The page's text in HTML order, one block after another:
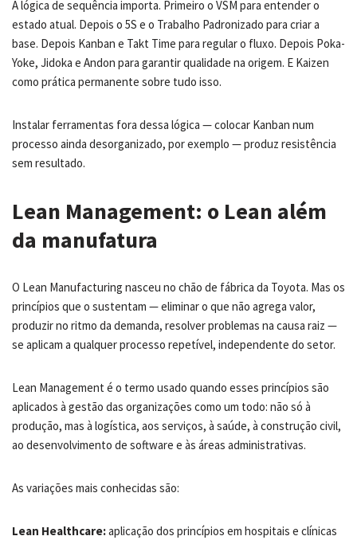
A lógica de sequência importa. Primeiro o VSM para entender o
estado atual. Depois o 5S e o Trabalho Padronizado para criar a
base. Depois Kanban e Takt Time para regular o fluxo. Depois Poka-
Yoke, Jidoka e Andon para garantir qualidade na origem. E Kaizen
como prática permanente sobre tudo isso.
Instalar ferramentas fora dessa lógica — colocar Kanban num
processo ainda desorganizado, por exemplo — produz resistência
sem resultado.
Lean Management: o Lean além
da manufatura
O Lean Manufacturing nasceu no chão de fábrica da Toyota. Mas os
princípios que o sustentam — eliminar o que não agrega valor,
produzir no ritmo da demanda, resolver problemas na causa raiz —
se aplicam a qualquer processo repetível, independente do setor.
Lean Management é o termo usado quando esses princípios são
aplicados à gestão das organizações como um todo: não só à
produção, mas à logística, aos serviços, à saúde, à construção civil,
ao desenvolvimento de software e às áreas administrativas.
As variações mais conhecidas são:
Lean Healthcare:aplicação dos princípios em hospitais e clínicas